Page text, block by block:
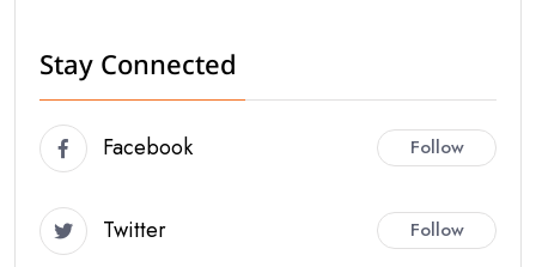
Stay Connected
Facebook Follow
Twitter Follow